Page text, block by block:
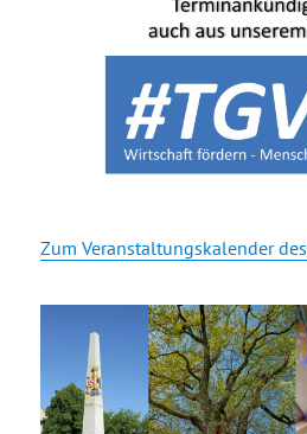
Zum Veranstaltungskalender des